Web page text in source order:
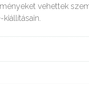
vehettek